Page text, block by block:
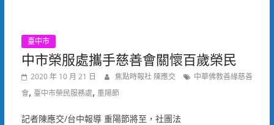
臺中市
中市榮服處攜手慈善會關懷百歲榮民
2020 年 10 月 21 日 焦點時報社 陳應交
中華佛教善緣慈善
會, 臺中市榮民服務處, 重陽節
記者陳應交/台中報導 重陽節將至，社團法